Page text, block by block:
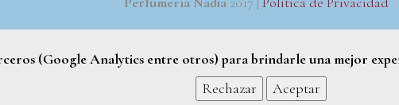
(Google Analytics entre otros) para brindarle una mejor
Rechazar
Aceptar